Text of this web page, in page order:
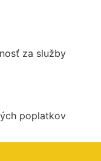
za služby
poplatkov